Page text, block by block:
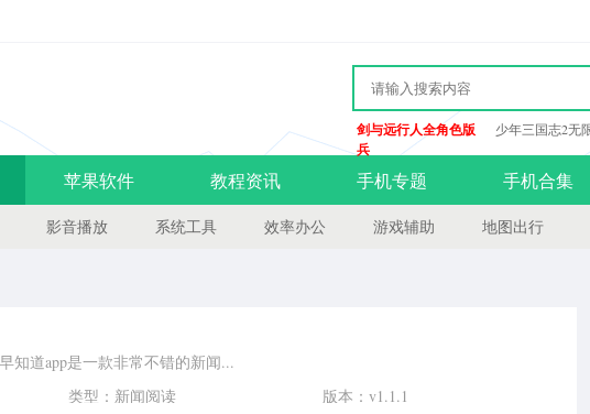
剑与远行人全角色版 少年三国志2无
兵
苹果软件 教程资讯 手机专题 手机合集
影音播放 系统工具 效率办公 游戏辅助 地图出行
知道app是一款非常不错的新闻...
类型：新闻阅读
版本：v1.1.1